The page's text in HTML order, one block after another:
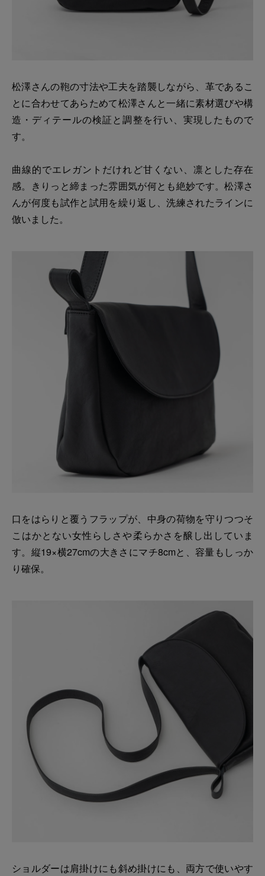
松澤さんの鞄の寸法や工夫を踏襲しながら、革であるこ
とに合わせてあらためて松澤さんと一緒に素材選びや構
造・ディテールの検証と調整を行い、実現したもので
す。
曲線的でエレガントだけれど甘くない、凛とした存在
感。きりっと締まった雰囲気が何とも絶妙です。松澤さ
んが何度も試作と試用を繰り返し、洗練されたラインに
倣いました。
口をはらりと覆うフラップが、中身の荷物を守りつつそ
こはかとない女性らしさや柔らかさを醸し出していま
す。縦19×横27cmの大きさにマチ8cmと、容量もしっか
り確保。
ショルダーは肩掛けにも斜め掛けにも、両方で使いやす